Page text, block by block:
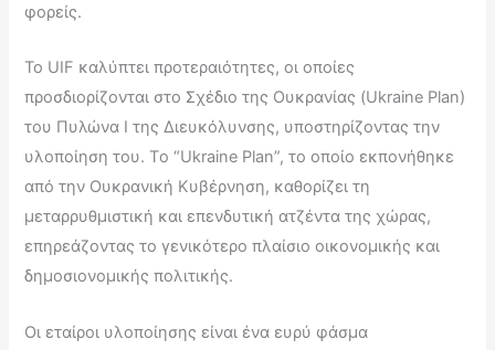
φορείς.
Το UIF καλύπτει προτεραιότητες, οι οποίες
προσδιορίζονται στο Σχέδιο της Ουκρανίας (Ukraine Plan)
του Πυλώνα Ι της Διευκόλυνσης, υποστηρίζοντας την
υλοποίηση του. Tο “Ukraine Plan”, το οποίο εκπονήθηκε
από την Ουκρανική Κυβέρνηση, καθορίζει τη
μεταρρυθμιστική και επενδυτική ατζέντα της χώρας,
επηρεάζοντας το γενικότερο πλαίσιο οικονομικής και
δημοσιονομικής πολιτικής.
Οι εταίροι υλοποίησης είναι ένα ευρύ φάσμα